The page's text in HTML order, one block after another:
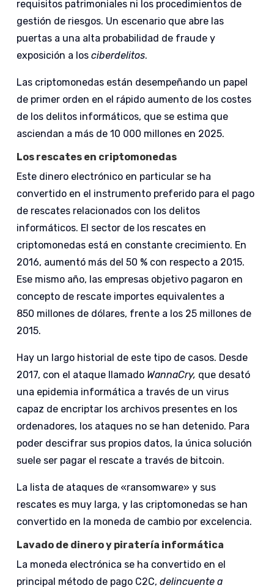
requisitos patrimoniales ni los procedimientos de
gestión de riesgos. Un escenario que abre las
puertas a una alta probabilidad de fraude y
exposición a losciberdelitos.
Las criptomonedas están desempeñando un papel
de primer orden en el rápido aumento de los costes
de los delitos informáticos, que se estima que
asciendan a más de 10 000 millones en 2025.
Los rescates en criptomonedas
Este dinero electrónico en particular se ha
convertido en el instrumento preferido para el pago
de rescates relacionados con los delitos
informáticos. El sector de los rescates en
criptomonedas está en constante crecimiento. En
2016, aumentó más del 50 % con respecto a 2015.
Ese mismo año, las empresas objetivo pagaron en
concepto de rescate importes equivalentes a
850 millones de dólares, frente a los 25 millones de
2015.
Hay un largo historial de este tipo de casos. Desde
2017, con el ataque llamado WannaCry, que desató
una epidemia informática a través de un virus
capaz de encriptar los archivos presentes en los
ordenadores, los ataques no se han detenido. Para
poder descifrar sus propios datos, la única solución
suele ser pagar el rescate a través de bitcoin.
La lista de ataques de «ransomware» y sus
rescates es muy larga, y las criptomonedas se han
convertido en la moneda de cambio por excelencia.
Lavado de dinero y piratería informática
La moneda electrónica se ha convertido en el
principal método de pago C2C,delincuente a